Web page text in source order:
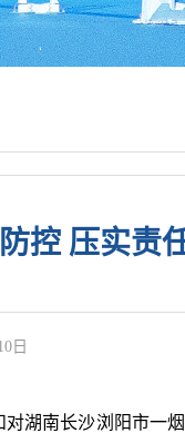
控 压实责
日
南长沙浏阳市一